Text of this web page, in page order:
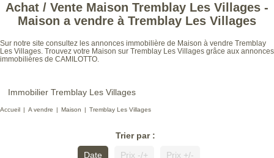
Achat / Vente Maison Tremblay Les Villages -
Maison a vendre à Tremblay Les Villages
Sur notre site consultez les annonces immobilière de Maison à vendre Tremblay
Les Villages. Trouvez votre Maison sur Tremblay Les Villages grâce aux annonces
immobilières de CAMILOTTO.
Immobilier Tremblay Les Villages
Accueil A vendre Maison Tremblay Les Villages
Trier par :
Date
Prix -/+ Prix +/-